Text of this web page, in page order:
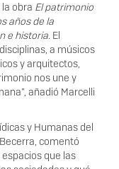
obra El patrimonio
años de la
e historia. El
a músicos
y arquitectos,
nos une y
añadió Marcelli
y Humanas del
comentó
que las